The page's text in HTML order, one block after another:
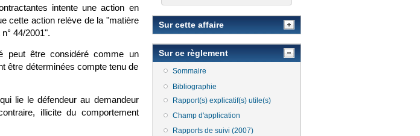
intente une action en
cette action relève de la "matière
44/2001".
peut être considéré comme un
être déterminées compte tenu de
lie le défendeur au demandeur
illicite du comportement
Sur cette affaire
Sur ce règlement
Sommaire
Bibliographie
Rapport(s) explicatif(s) utile(s)
Champ d'application
Rapports de suivi (2007)